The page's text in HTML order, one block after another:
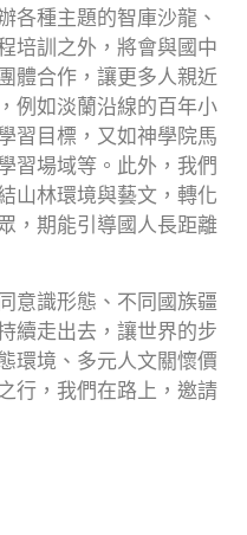
各種主題的智庫沙龍、
培訓之外，將會與國中
體合作，讓更多人親近
例如淡蘭沿線的百年小
習目標，又如神學院馬
習場域等。此外，我們
山林環境與藝文，轉化
，期能引導國人長距離
意識形態、不同國族疆
續走出去，讓世界的步
環境、多元人文關懷價
行，我們在路上，邀請